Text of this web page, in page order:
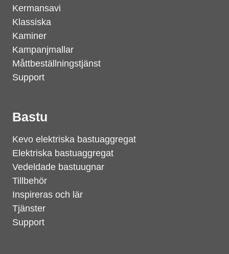
Kermansavi
Klassiska
Kaminer
Kampanjmallar
Måttbeställningstjänst
Support
Bastu
Kevo elektriska bastuaggregat
Elektriska bastuaggregat
Vedeldade bastuugnar
Tillbehör
Inspireras och lär
Tjänster
Support